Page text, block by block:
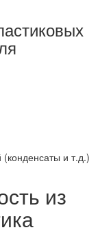
(конденсаты и т.д.)
из